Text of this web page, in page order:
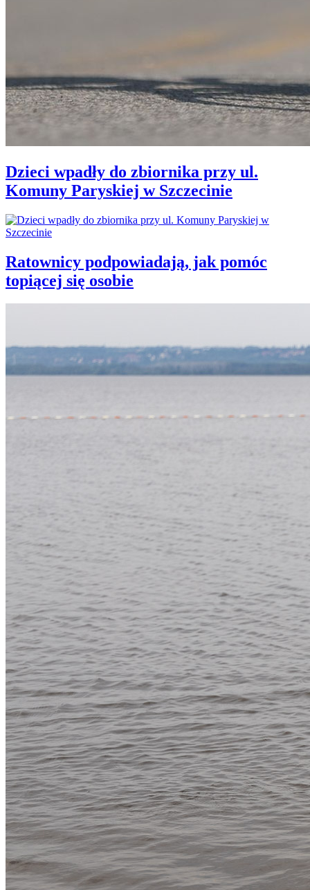
Dzieci wpadły do zbiornika przy ul.
Komuny Paryskiej w Szczecinie
Ratownicy podpowiadają, jak pomóc
topiącej się osobie